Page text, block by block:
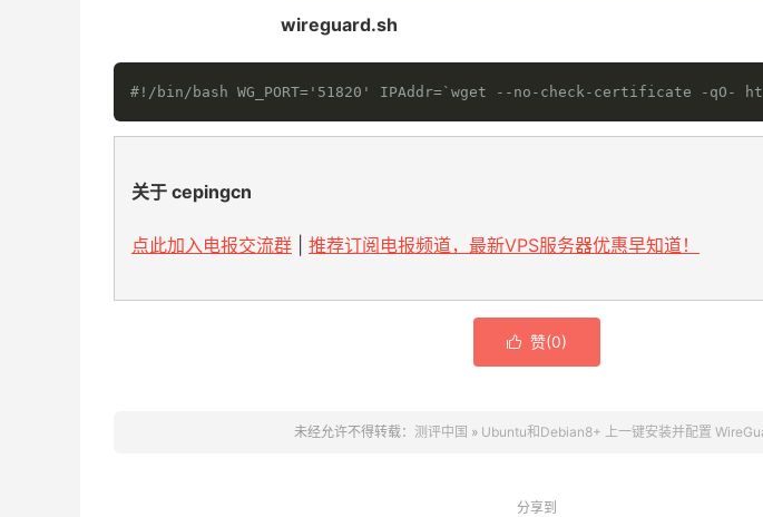
wireguard.sh
#!/bin/bash WG_PORT='51820' IPAddr=`wget --no-check-certificate
关于 cepingcn
点此加入电报交流群 推荐订阅电报频道，最新VPS服务器优惠早知道！
 赞(0)
未经允许不得转载： 测评中国 » Ubuntu和Debian8+ 上一键安装并配置
分享到